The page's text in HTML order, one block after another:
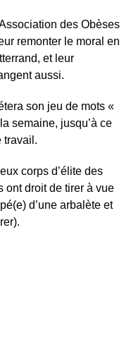
des Obèses
remonter le moral en
et leur
aussi.
son jeu de mots «
semaine, jusqu’à ce
travail.
corps d’élite des
ont droit de tirer à vue
d’une arbalète et